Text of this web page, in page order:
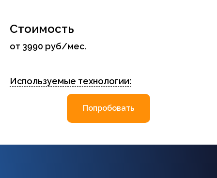
Стоимость
от 3990 руб/мес.
Используемые технологии:
Попробовать